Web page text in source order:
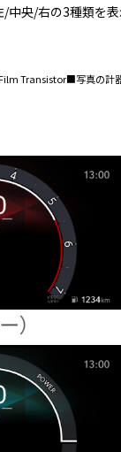
中央/右の3種類を
Transistor■写真の計